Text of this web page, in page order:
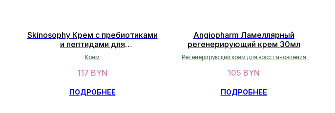
Skinosophy Крем с пребиотиками
и пептидами для
восстановаления микробиома
кожи 50мл
Крем
117 BYN
ПОДРОБНЕЕ
Angiopharm Ламеллярный
регенерирующий крем 30мл
Регенерирующий крем для восстановления
105 BYN
ПОДРОБНЕЕ